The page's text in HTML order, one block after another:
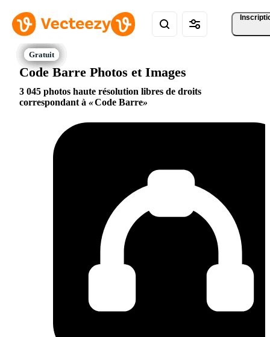
Code Barre Photos et Images
3 045 photos haute résolution libres de droits
correspondant à
Code Barre